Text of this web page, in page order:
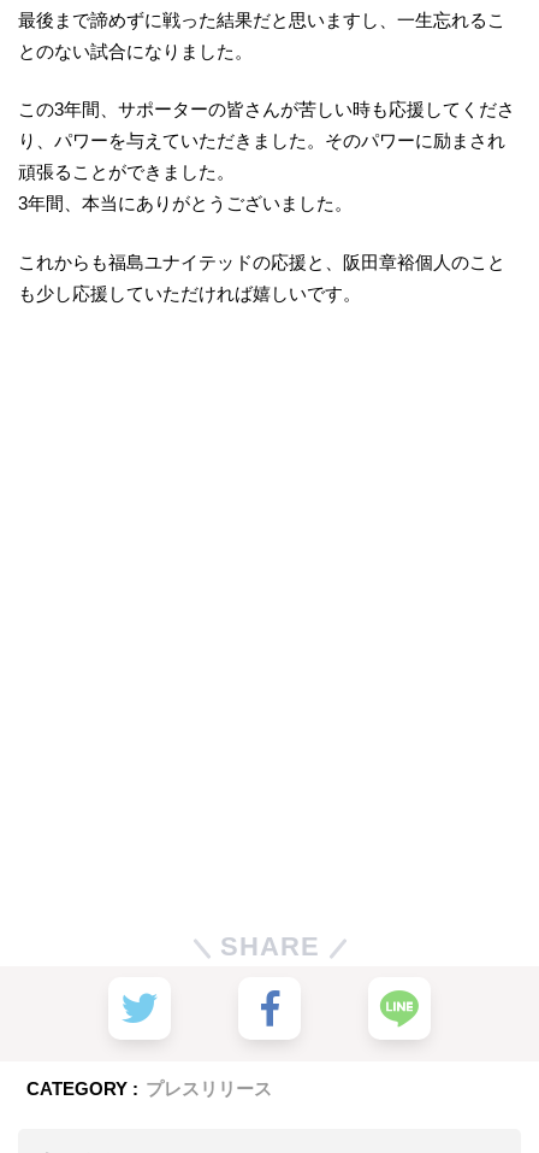
最後まで諦めずに戦った結果だと思いますし、一生忘れるこ
とのない試合になりました。
この3年間、サポーターの皆さんが苦しい時も応援してくださ
り、パワーを与えていただきました。そのパワーに励まされ
頑張ることができました。
3年間、本当にありがとうございました。
これからも福島ユナイテッドの応援と、阪田章裕個人のこと
も少し応援していただければ嬉しいです。
SHARE
CATEGORY : プレスリリース